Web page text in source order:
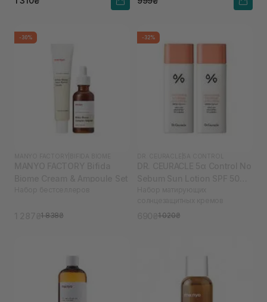
-30%
1 287₴1 838₴
-32%
1 020₴